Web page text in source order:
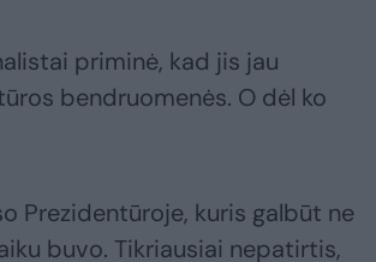
priminė, kad jis jau
bendruomenės. O dėl ko
Prezidentūroje, kuris galbūt ne
buvo. Tikriausiai nepatirtis,